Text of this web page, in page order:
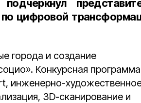
цифровой
города и создание
Конкурсная программа
инженерно-
3D-сканирование и